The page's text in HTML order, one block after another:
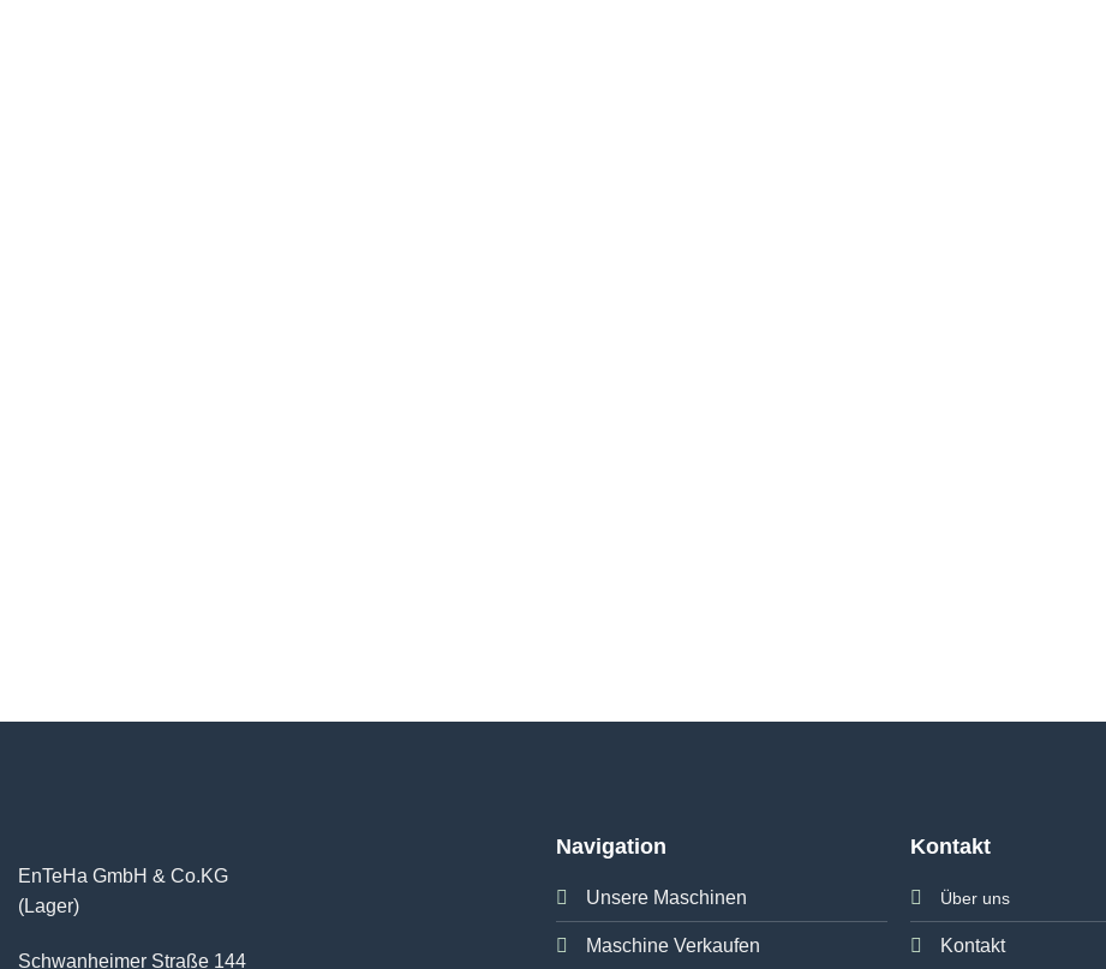
EnTeHa GmbH & Co.KG
(Lager)
Schwanheimer Straße 144
Navigation
Unsere Maschinen
Maschine Verkaufen
Kontakt
Über uns
Kontakt